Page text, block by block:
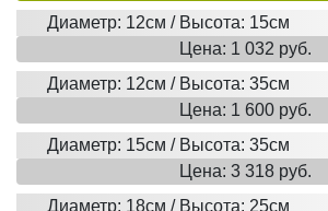
Диаметр: 12см / Высота: 15см
Цена: 1 032 руб.
Диаметр: 12см / Высота: 35см
Цена: 1 600 руб.
Диаметр: 15см / Высота: 35см
Цена: 3 318 руб.
Диаметр: 18см / Высота: 25см